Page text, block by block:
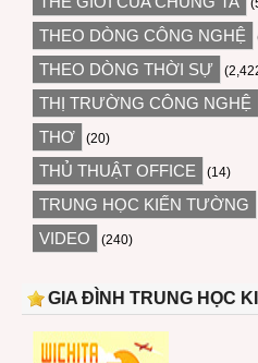
THEO DÒNG CÔNG NGHỆ
THEO DÒNG THỜI SỰ
THỊ TRƯỜNG CÔNG NGHỆ
THƠ (20)
THỦ THUẬT OFFICE (14)
TRUNG HỌC KIẾN TƯỜNG
VIDEO (240)
GIA ĐÌNH TRUNG HỌC